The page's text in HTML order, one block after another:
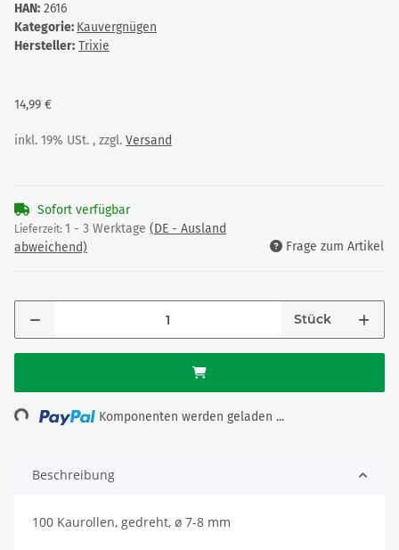
HAN: 2616
Kategorie: Kauvergnügen
Hersteller: Trixie
14,99 €
inkl. 19% USt. , zzgl. Versand
Sofort verfügbar
Lieferzeit: 1 - 3 Werktage (DE - Ausland
abweichend)
Frage zum Artikel
Stück
Komponenten werden geladen ...
Beschreibung
100 Kaurollen, gedreht, ø 7-8 mm